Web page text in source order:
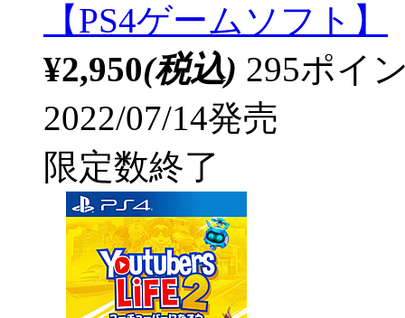
【PS4ゲームソフト】
¥2,950(税込) 295ポイ
2022/07/14発売
限定数終了